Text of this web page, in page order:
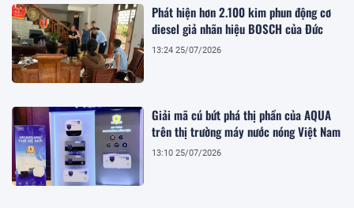
Phát hiện hơn 2.100 kim phun động cơ
diesel giả nhãn hiệu BOSCH của Đức
13:24 25/07/2026
Giải mã cú bứt phá thị phần của AQUA
trên thị trường máy nước nóng Việt Nam
13:10 25/07/2026